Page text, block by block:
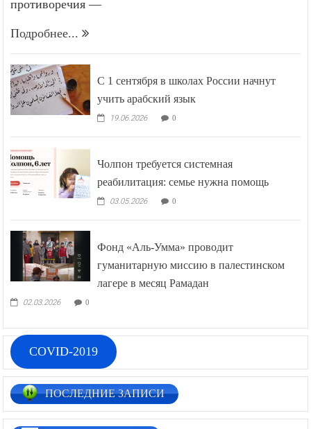
противоречия —
Подробнее...
С 1 сентября в школах России начнут
учить арабский язык
19.06.2026 0
Чолпон требуется системная
реабилитация: семье нужна помощь
03.05.2026 0
Фонд «Аль-Умма» проводит
гуманитарную миссию в палестинском
лагере в месяц Рамадан
02.03.2026 0
COVID-2019
ПОСЛЕДНИЕ ЗАПИСИ